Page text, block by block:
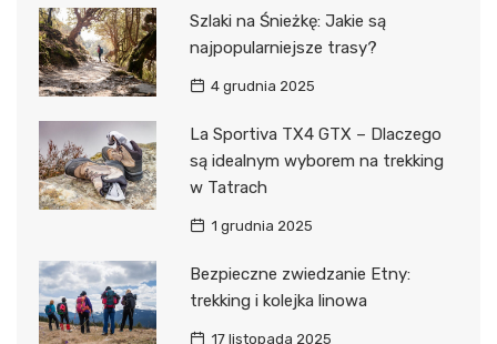
Szlaki na Śnieżkę: Jakie są
najpopularniejsze trasy?
4 grudnia 2025
La Sportiva TX4 GTX – Dlaczego
są idealnym wyborem na trekking
w Tatrach
1 grudnia 2025
Bezpieczne zwiedzanie Etny:
trekking i kolejka linowa
17 listopada 2025